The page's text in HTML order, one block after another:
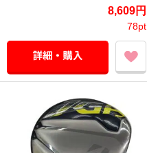
8,609円
78pt